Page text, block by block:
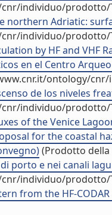
individuo/prodotto/
northern Adriatic:
individuo/prodotto/
by HF and VHF
en el Centro
ontology/
de los niveles
individuo/prodotto/
of the Venice
for the coastal
(Prodotto della
porto e nei canali
individuo/prodotto/
from the HF-